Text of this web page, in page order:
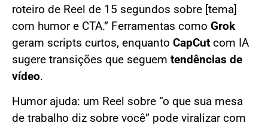
roteiro de Reel de 15 segundos sobre [tema]
com humor e CTA.” Ferramentas como Grok
geram scripts curtos, enquanto CapCut com IA
sugere transições que seguem tendências de
vídeo.
Humor ajuda: um Reel sobre “o que sua mesa
de trabalho diz sobre você” pode viralizar com